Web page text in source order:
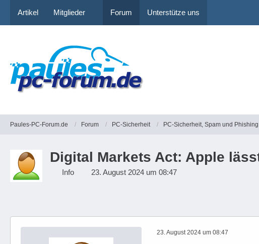
Artikel Mitglieder Forum Unterstütze uns
Paules-PC-Forum.de Forum PC-Sicherheit PC-Sicherheit, Spam und Phishing
Digital Markets Act: Apple
Info 23. August 2024 um 08:47
23. August 2024 um 08:47